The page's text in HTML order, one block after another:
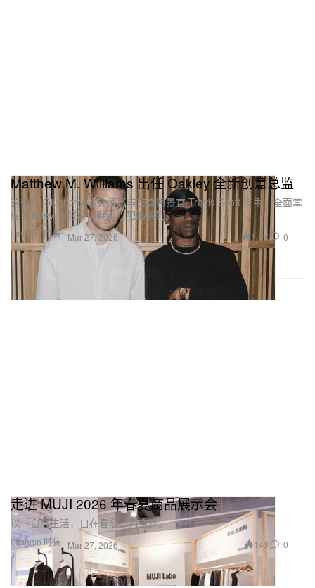
Fashion 时装
Matthew M. Williams 出任 Oakley 全新创意总监
这位前 Givenchy 设计师将与首席愿景官 Travis Scott 携手，全面掌
舵 Oakley 的服装、鞋履与配饰系列。
Mar 27, 2026 1.6K 0
Fashion 时装
走进 MUJI 2026 年春夏商品展示会
以「自然生活，自在春夏」为主题。
Mar 27, 2026 143 0